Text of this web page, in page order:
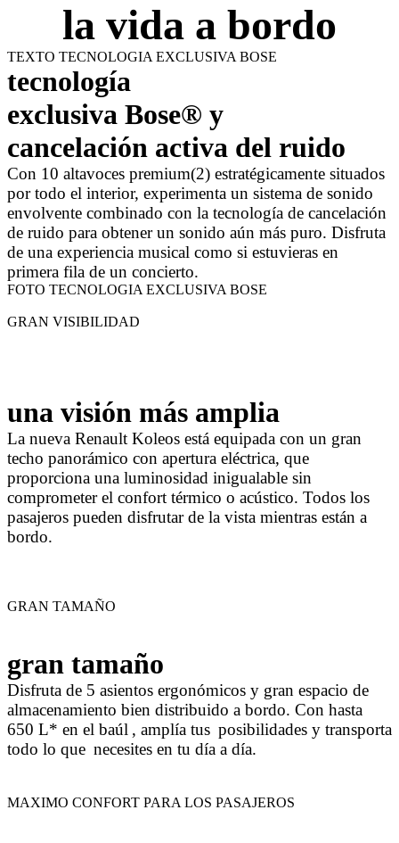
la vida a bordo
TEXTO TECNOLOGIA EXCLUSIVA BOSE
tecnología
exclusiva Bose® y
cancelación activa del ruido
Con 10 altavoces premium(2) estratégicamente situados
por todo el interior, experimenta un sistema de sonido
envolvente combinado con la tecnología de cancelación
de ruido para obtener un sonido aún más puro. Disfruta
de una experiencia musical como si estuvieras en
primera fila de un concierto.
FOTO TECNOLOGIA EXCLUSIVA BOSE
GRAN VISIBILIDAD
una visión más amplia
La nueva Renault Koleos está equipada con un gran
techo panorámico con apertura eléctrica, que
proporciona una luminosidad inigualable sin
comprometer el confort térmico o acústico. Todos los
pasajeros pueden disfrutar de la vista mientras están a
bordo.
GRAN TAMAÑO
gran tamaño
Disfruta de 5 asientos ergonómicos y gran espacio de
almacenamiento bien distribuido a bordo. Con hasta
650 L* en el baúl , amplía tus posibilidades y transporta
todo lo que necesites en tu día a día.
MAXIMO CONFORT PARA LOS PASAJEROS